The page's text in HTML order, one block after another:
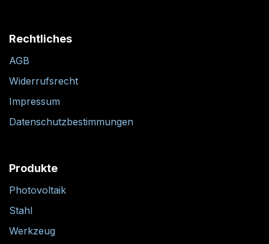
Rechtliches
AGB
Widerrufsrecht
Impressum
Datenschutzbestimmungen
Produkte
Photovoltaik
Stahl
Werkzeug